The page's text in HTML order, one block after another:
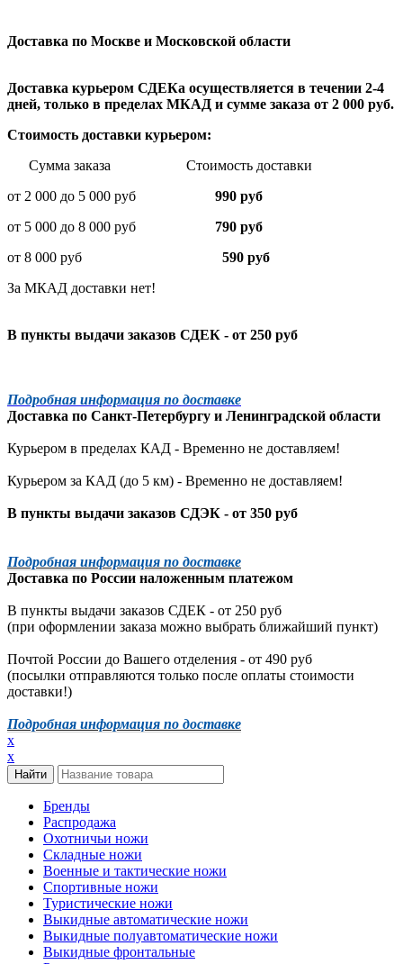
Доставка по Москве и Московской области
Доставка курьером СДЕКа осуществляется в течении 2-4
дней, только в пределах МКАД и сумме заказа от 2 000 руб.
Стоимость доставки курьером:
Сумма заказа Стоимость доставки
от 2 000 до 5 000 руб
990 руб
от 5 000 до 8 000 руб 790 руб
от 8 000 руб 590 руб
За МКАД доставки нет!
В пункты выдачи заказов СДЕК - от 250 руб
Подробная информация по доставке
Доставка по Санкт-Петербургу и Ленинградской области
Курьером в пределах КАД - Временно не доставляем!
Курьером за КАД (до 5 км) - Временно не доставляем!
В пункты выдачи заказов СДЭК - от 350 руб
Подробная информация по доставке
Доставка по России наложенным платежом
В пункты выдачи заказов СДЕК - от 250 руб
(при оформлении заказа можно выбрать ближайший пункт)
Почтой России до Вашего отделения - от 490 руб
(посылки отправляются только после оплаты стоимости
доставки!)
Подробная информация по доставке
x
x
Бренды
Распродажа
Охотничьи ножи
Складные ножи
Военные и тактические ножи
Спортивные ножи
Туристические ножи
Выкидные автоматические ножи
Выкидные полуавтоматические ножи
Выкидные фронтальные